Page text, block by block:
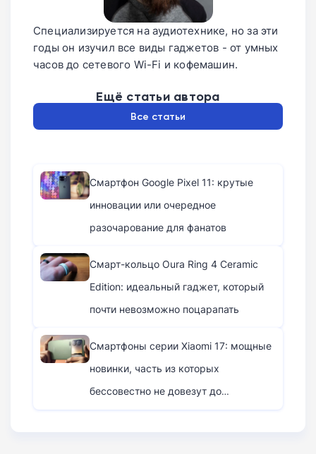
Специализируется на аудиотехнике, но за эти
годы он изучил все виды гаджетов - от умных
часов до сетевого Wi-Fi и кофемашин.
Ещё статьи автора
Все статьи
Смартфон Google Pixel 11: крутые
инновации или очередное
разочарование для фанатов
Смарт-кольцо Oura Ring 4 Ceramic
Edition: идеальный гаджет, который
почти невозможно поцарапать
Смартфоны серии Xiaomi 17: мощные
новинки, часть из которых
бессовестно не довезут до